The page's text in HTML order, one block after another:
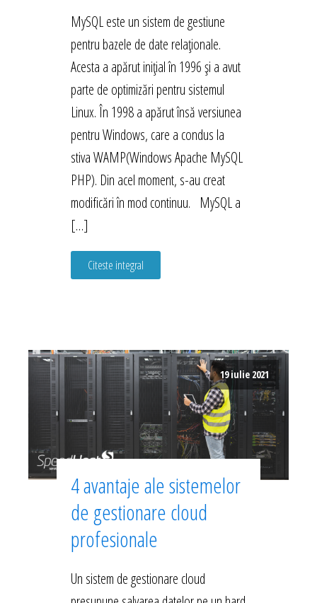
MySQL este un sistem de gestiune
pentru bazele de date relaționale.
Acesta a apărut inițial în 1996 și a avut
parte de optimizări pentru sistemul
Linux. În 1998 a apărut însă versiunea
pentru Windows, care a condus la
stiva WAMP(Windows Apache MySQL
PHP). Din acel moment, s-au creat
modificări în mod continuu. MySQL a
[…]
Citeste integral
19 iulie 2021
4 avantaje ale sistemelor
de gestionare cloud
profesionale
Un sistem de gestionare cloud